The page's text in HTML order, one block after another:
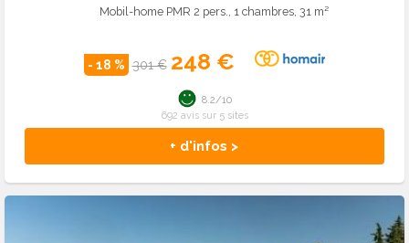
Mobil-home PMR 2 pers., 1 chambres, 31 m²
- 18 % 301 € 248 €
+ d'infos >
8.2/10
692 avis sur 5 sites